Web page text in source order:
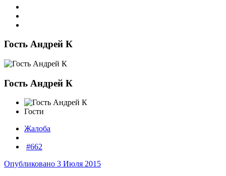
Гость Андрей К
Гость Андрей К
Гости
Жалоба
#662
Опубликовано 3 Июля 2015